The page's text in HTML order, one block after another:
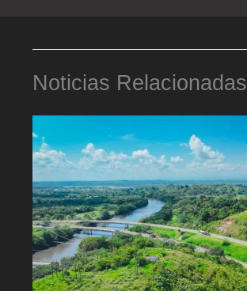
Noticias Relacionadas